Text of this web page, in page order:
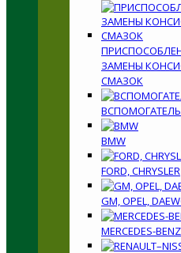
ЗАМЕНЫ
СМАЗОК
BMW
FORD, CHRYSLER
GM, OPEL,
MERCEDES-BENZ